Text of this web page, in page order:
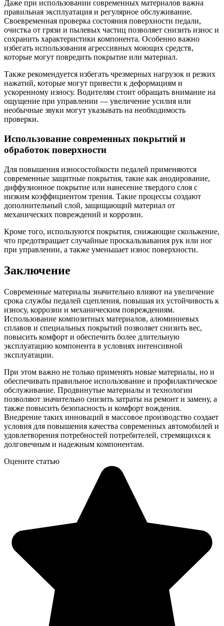
Даже при использовании современных материалов важна
правильная эксплуатация и регулярное обслуживание.
Своевременная проверка состояния поверхности педали,
очистка от грязи и пылевых частиц позволяет снизить износ и
сохранить характеристики компонента. Особенно важно
избегать использования агрессивных моющих средств,
которые могут повредить покрытие или материал.
Также рекомендуется избегать чрезмерных нагрузок и резких
нажатий, которые могут привести к деформациям и
ускоренному износу. Водителям стоит обращать внимание на
ощущение при управлении — увеличение усилия или
необычные звуки могут указывать на необходимость
проверки.
Использование современных покрытий и
обработок поверхности
Для повышения износостойкости педалей применяются
современные защитные покрытия, такие как анодирование,
диффузионное покрытие или нанесение твердого слоя с
низким коэффициентом трения. Такие процессы создают
дополнительный слой, защищающий материал от
механических повреждений и коррозии.
Кроме того, используются покрытия, снижающие скольжение,
что предотвращает случайные проскальзывания рук или ног
при управлении, а также уменьшает износ поверхности.
Заключение
Современные материалы значительно влияют на увеличение
срока службы педалей сцепления, повышая их устойчивость к
износу, коррозии и механическим повреждениям.
Использование композитных материалов, алюминиевых
сплавов и специальных покрытий позволяет снизить вес,
повысить комфорт и обеспечить более длительную
эксплуатацию компонента в условиях интенсивной
эксплуатации.
При этом важно не только применять новые материалы, но и
обеспечивать правильное использование и профилактическое
обслуживание. Продвинутые материалы и технологии
позволяют значительно снизить затраты на ремонт и замену, а
также повысить безопасность и комфорт вождения.
Внедрение таких инноваций в массовое производство создает
условия для повышения качества современных автомобилей и
удовлетворения потребностей потребителей, стремящихся к
долговечным и надежным компонентам.
Оцените статью